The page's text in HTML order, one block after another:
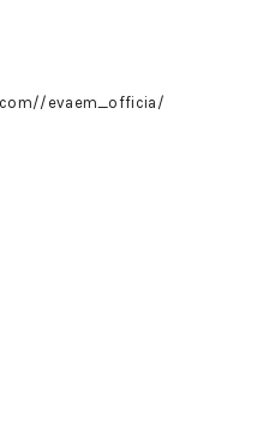
evaem_officia/